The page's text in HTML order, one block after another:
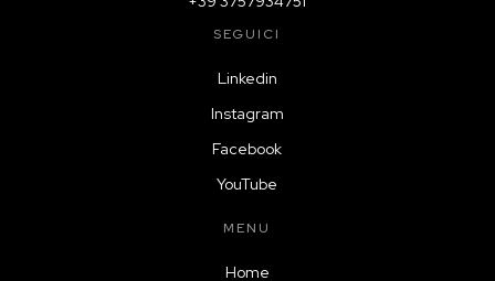
SEGUICI
Linkedin
Instagram
Facebook
YouTube
MENU
Home